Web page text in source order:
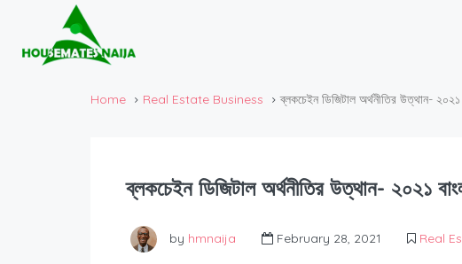
Home Real Estate Business ব্লকচেইন ডিজিটাল অর্থনীতির উত্থান- ২০২১
ব্লকচেইন ডিজিটাল অর্থনীতির উত্থান- ২০২১
by hmnaija February 28, 2021 Real